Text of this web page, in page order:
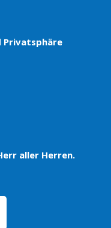
Privatsphäre
aller Herren.